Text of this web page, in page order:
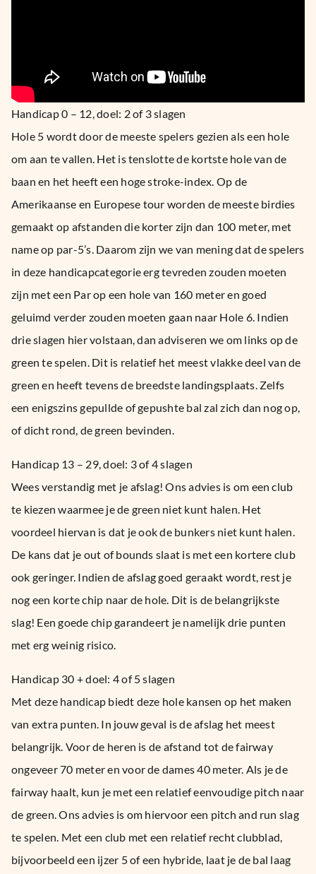
Handicap 0 – 12, doel: 2 of 3 slagen
Hole 5 wordt door de meeste spelers gezien als een hole
om aan te vallen. Het is tenslotte de kortste hole van de
baan en het heeft een hoge stroke-index. Op de
Amerikaanse en Europese tour worden de meeste birdies
gemaakt op afstanden die korter zijn dan 100 meter, met
name op par-5’s. Daarom zijn we van mening dat de spelers
in deze handicapcategorie erg tevreden zouden moeten
zijn met een Par op een hole van 160 meter en goed
geluimd verder zouden moeten gaan naar Hole 6. Indien
drie slagen hier volstaan, dan adviseren we om links op de
green te spelen. Dit is relatief het meest vlakke deel van de
green en heeft tevens de breedste landingsplaats. Zelfs
een enigszins gepullde of gepushte bal zal zich dan nog op,
of dicht rond, de green bevinden.
Handicap 13 – 29, doel: 3 of 4 slagen
Wees verstandig met je afslag! Ons advies is om een club
te kiezen waarmee je de green niet kunt halen. Het
voordeel hiervan is dat je ook de bunkers niet kunt halen.
De kans dat je out of bounds slaat is met een kortere club
ook geringer. Indien de afslag goed geraakt wordt, rest je
nog een korte chip naar de hole. Dit is de belangrijkste
slag! Een goede chip garandeert je namelijk drie punten
met erg weinig risico.
Handicap 30 + doel: 4 of 5 slagen
Met deze handicap biedt deze hole kansen op het maken
van extra punten. In jouw geval is de afslag het meest
belangrijk. Voor de heren is de afstand tot de fairway
ongeveer 70 meter en voor de dames 40 meter. Als je de
fairway haalt, kun je met een relatief eenvoudige pitch naar
de green. Ons advies is om hiervoor een pitch and run slag
te spelen. Met een club met een relatief recht clubblad,
bijvoorbeeld een ijzer 5 of een hybride, laat je de bal laag